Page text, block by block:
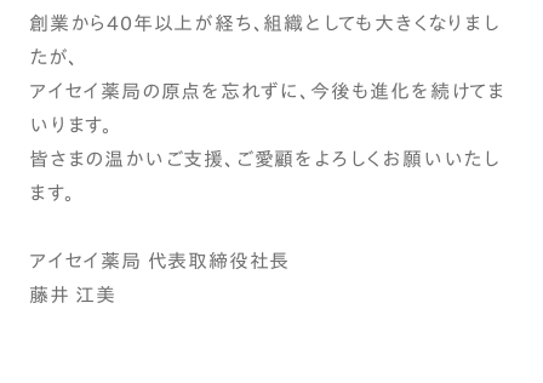
創業から40年以上が経ち、組織としても大きくなりまし
たが、
アイセイ薬局の原点を忘れずに、今後も進化を続けてま
いります。
皆さまの温かいご支援、ご愛顧をよろしくお願いいたし
ます。
アイセイ薬局 代表取締役社長
藤井 江美